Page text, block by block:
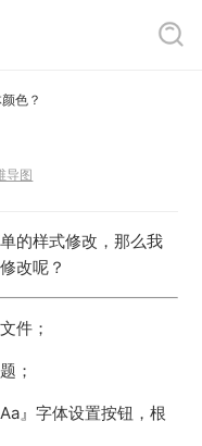
色？
导图
的样式修改，那么我
改呢？
件；
；
』字体设置按钮，根